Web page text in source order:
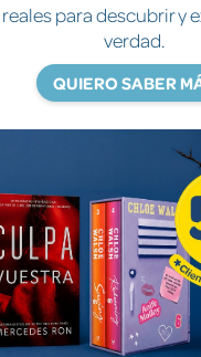
descubrir y
verdad.
QUIERO SABER MÁS